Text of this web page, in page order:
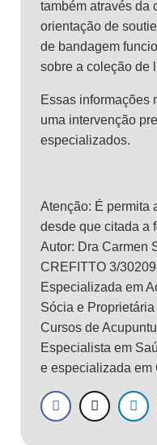
também através da
orientação de
de bandagem
sobre a coleção de
Essas informações
uma intervenção
especializados.
Atenção: É permita
desde que citada a
Autor: Dra Carmen
CREFITTO 3/
Especializada em
Sócia e
Cursos de
Especialista em
e especializada em